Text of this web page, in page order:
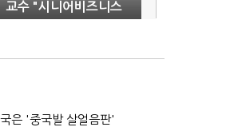
교수 "시니어비즈니스
성공, 유니버셜 디자인
은 '중국발 살얼음판'